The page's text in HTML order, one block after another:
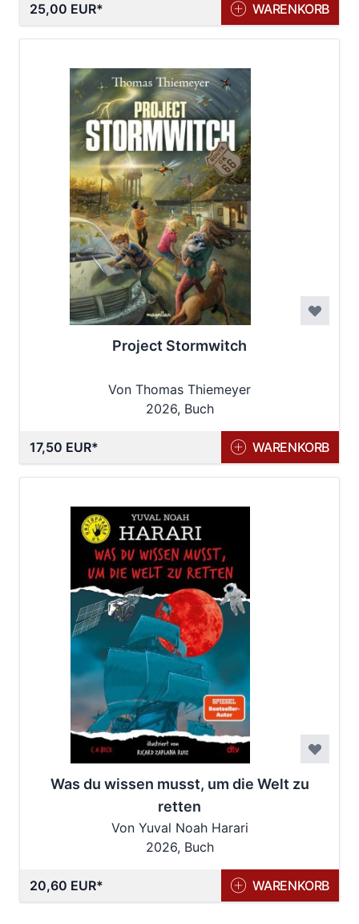
25,00 EUR WARENKORB
Project Stormwitch
Von Thomas Thiemeyer
2026, Buch
17,50 EUR WARENKORB
Was du wissen musst, um die Welt zu
retten
Von Yuval Noah Harari
2026, Buch
20,60 EUR WARENKORB